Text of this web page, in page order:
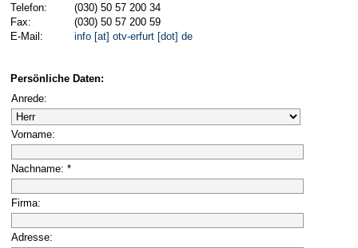
Telefon:
(030) 50 57 200 34
Fax:
(030) 50 57 200 59
E-Mail:
info [at] otv-erfurt [dot] de
Persönliche Daten:
Anrede:
Vorname:
Nachname: *
Firma:
Adresse: